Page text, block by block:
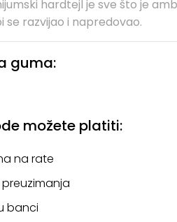
hardtejl je sve što je
razvijao i napredovao.
guma:
možete platiti:
na rate
banci